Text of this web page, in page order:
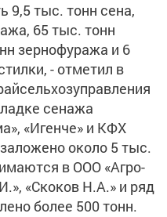
9,5 тыс. тонн сена,
65 тыс. тонн
зернофуража и 6
- отметил в
сенажа
«Игенче» и КФХ
около 5 тыс.
в ООО «Агро-
«Скоков Н.А.» и ряд
более 500 тонн.